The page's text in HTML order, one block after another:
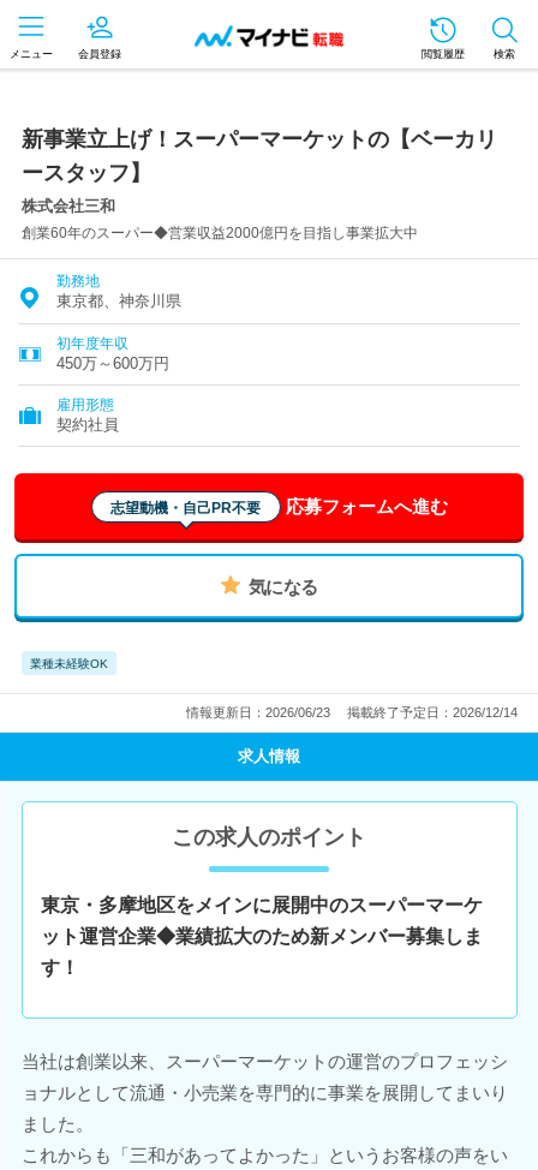
メニュー 会員登録 閲覧履歴 検索
新事業立上げ！スーパーマーケットの【ベーカリ
ースタッフ】
株式会社三和
創業60年のスーパー◆営業収益2000億円を目指し事業拡大中
勤務地
東京都、神奈川県
初年度年収
450万～600万円
雇用形態
契約社員
志望動機・自己PR不要 応募フォームへ進む
気になる
業種未経験OK
情報更新日：2026/06/23 掲載終了予定日：2026/12/14
求人情報
この求人のポイント
東京・多摩地区をメインに展開中のスーパーマーケ
ット運営企業◆業績拡大のため新メンバー募集しま
す！
当社は創業以来、スーパーマーケットの運営のプロフェッシ
ョナルとして流通・小売業を専門的に事業を展開してまいり
ました。
これからも「三和があってよかった」というお客様の声をい